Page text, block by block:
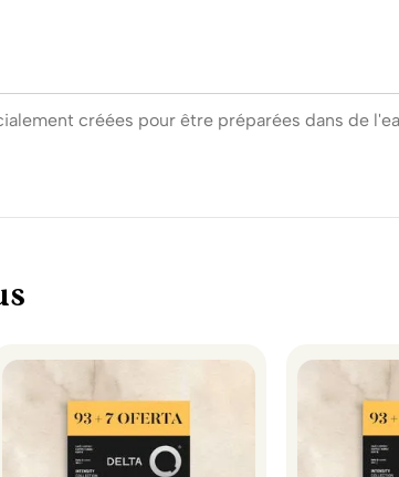
créées pour être préparées dans de